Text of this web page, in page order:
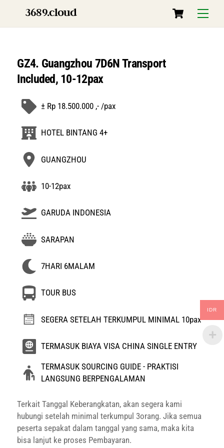
content
Menu
Cart
3689.cloud
GZ4. Guangzhou 7D6N Transport
Included, 10-12pax
± Rp 18.500.000 ,- /pax
HOTEL BINTANG 4+
GUANGZHOU
10-12pax
GARUDA INDONESIA
SARAPAN
7HARI 6MALAM
TOUR BUS
SEGERA SETELAH TERKUMPUL MINIMAL 10pax
TERMASUK BIAYA VISA CHINA SINGLE ENTRY
TERMASUK SOURCING GUIDE - PRAKTISI
LANGSUNG BERPENGALAMAN
Terkait Tanggal Keberangkatan, akan segera kami
hubungi setelah minimal terkumpul 3orang. Jika semua
peserta sepakat dalam tanggal yang sama, maka kita
bisa lanjut ke proses Pembayaran.
IDR